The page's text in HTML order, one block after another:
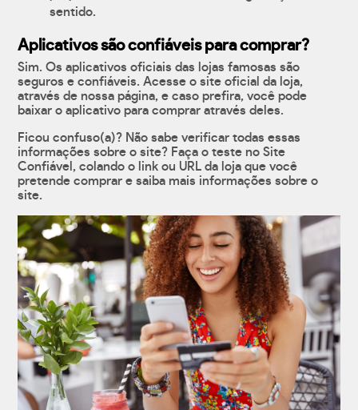
sentido.
Aplicativos são confiáveis para comprar?
Sim. Os aplicativos oficiais das lojas famosas são
seguros e confiáveis. Acesse o site oficial da loja,
através de nossa página, e caso prefira, você pode
baixar o aplicativo para comprar através deles.
Ficou confuso(a)? Não sabe verificar todas essas
informações sobre o site? Faça o teste no Site
Confiável, colando o link ou URL da loja que você
pretende comprar e saiba mais informações sobre o
site.